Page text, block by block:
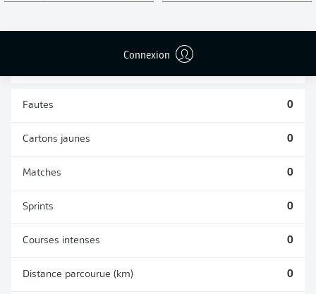
Connexion
0 0
Fautes 0
Cartons jaunes 0
Matches 0
Sprints 0
Courses intenses 0
Distance parcourue (km) 0